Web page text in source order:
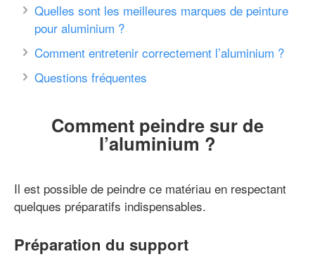
Quelles sont les meilleures marques de peinture
pour aluminium ?
Comment entretenir correctement l’aluminium ?
Questions fréquentes
Comment peindre sur de
l’aluminium ?
Il est possible de peindre ce matériau en respectant
quelques préparatifs indispensables.
Préparation du support